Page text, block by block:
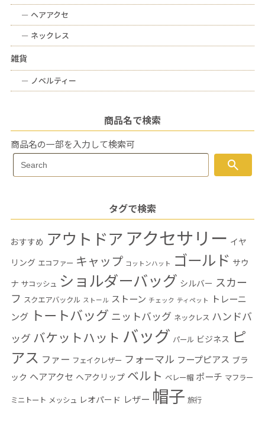
ー ヘアアクセ
ー ネックレス
雑貨
ー ノベルティー
商品名で検索
商品名の一部を入力して検索可
Search
for:
search
タグで検索
おすすめ アウトドア アクセサリー イヤ
リング エコファー キャップ コットンハット ゴールド サウ
ナ サコッシュ ショルダーバッグ シルバー スカー
フ スクエアバックル ストール ストーン チェック ティペット
トレーニ
ング トートバッグ ニットバッグ ネックレス ハンドバ
ッグ バケットハット バッグ パール ビジネス ピ
アス ファー フェイクレザー フォーマル フープピアス ブラ
ック ヘアアクセ ヘアクリップ ベルト ベレー帽 ポーチ マフラー
ミニトート メッシュ レオパード レザー 帽子 旅行